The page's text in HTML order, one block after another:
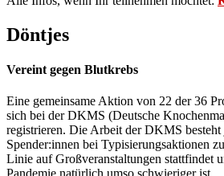
Döntjes
Vereint gegen Blutkrebs
Eine gemeinsame Aktion von 22 der 36
sich bei der DKMS (Deutsche
registrieren. Die Arbeit der DKMS
Spender:innen bei Typisierungsaktionen
Linie auf Großveranstaltungen stattfindet